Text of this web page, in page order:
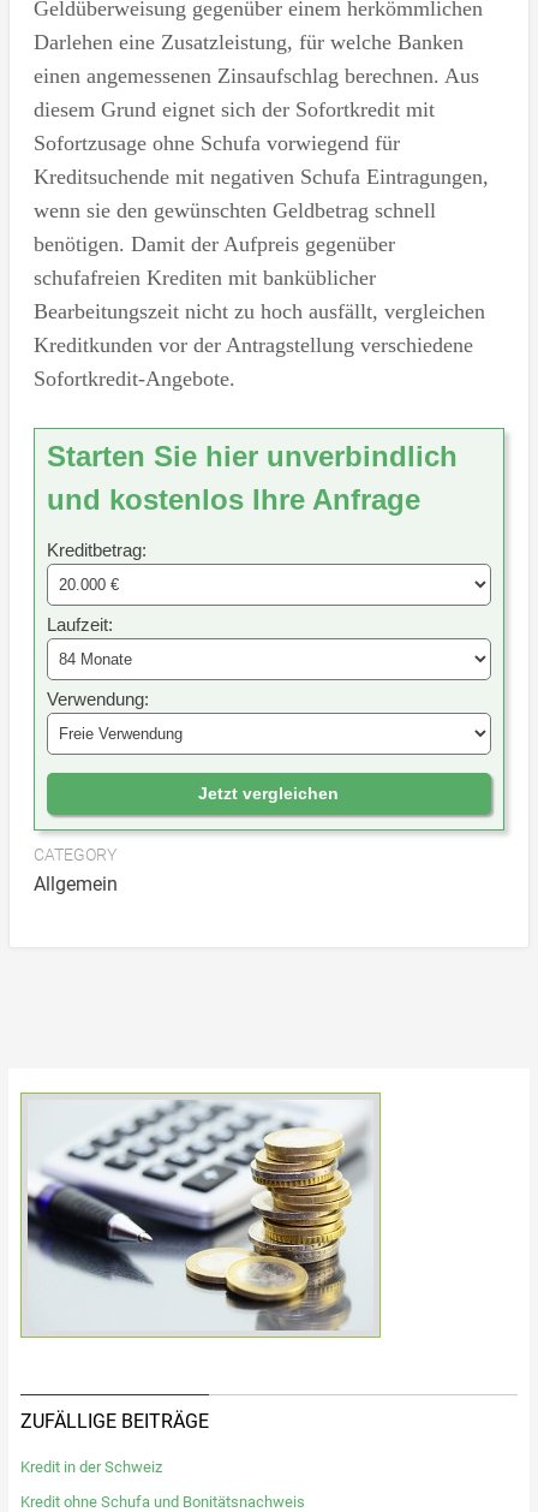
Geldüberweisung gegenüber einem herkömmlichen
Darlehen eine Zusatzleistung, für welche Banken
einen angemessenen Zinsaufschlag berechnen. Aus
diesem Grund eignet sich der Sofortkredit mit
Sofortzusage ohne Schufa vorwiegend für
Kreditsuchende mit negativen Schufa Eintragungen,
wenn sie den gewünschten Geldbetrag schnell
benötigen. Damit der Aufpreis gegenüber
schufafreien Krediten mit banküblicher
Bearbeitungszeit nicht zu hoch ausfällt, vergleichen
Kreditkunden vor der Antragstellung verschiedene
Sofortkredit-Angebote.
Starten Sie hier unverbindlich
und kostenlos Ihre Anfrage
Kreditbetrag:
Laufzeit:
Verwendung:
Jetzt vergleichen
CATEGORY
Allgemein
ZUFÄLLIGE BEITRÄGE
Kredit in der Schweiz
Kredit ohne Schufa und Bonitätsnachweis